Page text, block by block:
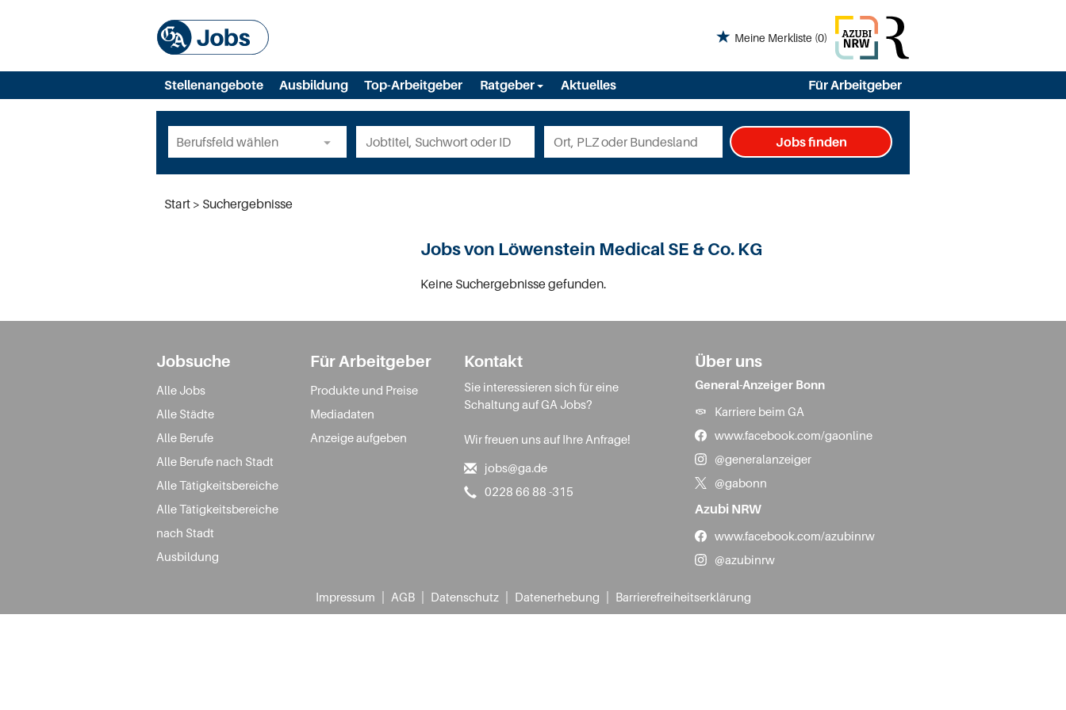
Meine Merkliste (0)
Stellenangebote Ausbildung Top-Arbeitgeber Ratgeber Aktuelles Für Arbeitgeber
Jobs finden
Start Suchergebnisse
Jobs von Löwenstein Medical SE & Co. KG
Keine Suchergebnisse gefunden.
Jobsuche
Alle Jobs
Alle Städte
Alle Berufe
Alle Berufe nach Stadt
Alle Tätigkeitsbereiche
Alle Tätigkeitsbereiche
nach Stadt
Ausbildung
Für Arbeitgeber
Produkte und Preise
Mediadaten
Anzeige aufgeben
Kontakt
Sie interessieren sich für eine
Schaltung auf GA Jobs?
Wir freuen uns auf Ihre Anfrage!
jobs@ga.de
0228 66 88 -315
Über uns
General-Anzeiger Bonn
Karriere beim GA
www.facebook.com/gaonline
@generalanzeiger
@gabonn
Azubi NRW
www.facebook.com/azubinrw
@azubinrw
Impressum AGB Datenschutz Datenerhebung Barrierefreiheitserklärung